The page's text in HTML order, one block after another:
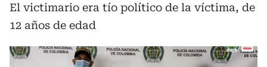
El victimario era tío político de la víctima, de
12 años de edad